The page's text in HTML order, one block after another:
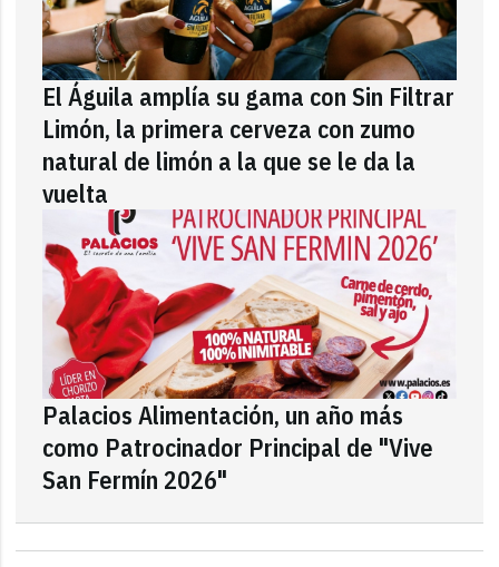
El Águila amplía su gama con Sin Filtrar
Limón, la primera cerveza con zumo
natural de limón a la que se le da la
vuelta
Palacios Alimentación, un año más
como Patrocinador Principal de "Vive
San Fermín 2026"